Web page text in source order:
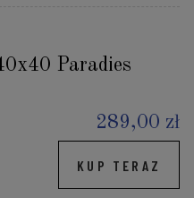
Paradies
289,00 zł
KUP TERAZ